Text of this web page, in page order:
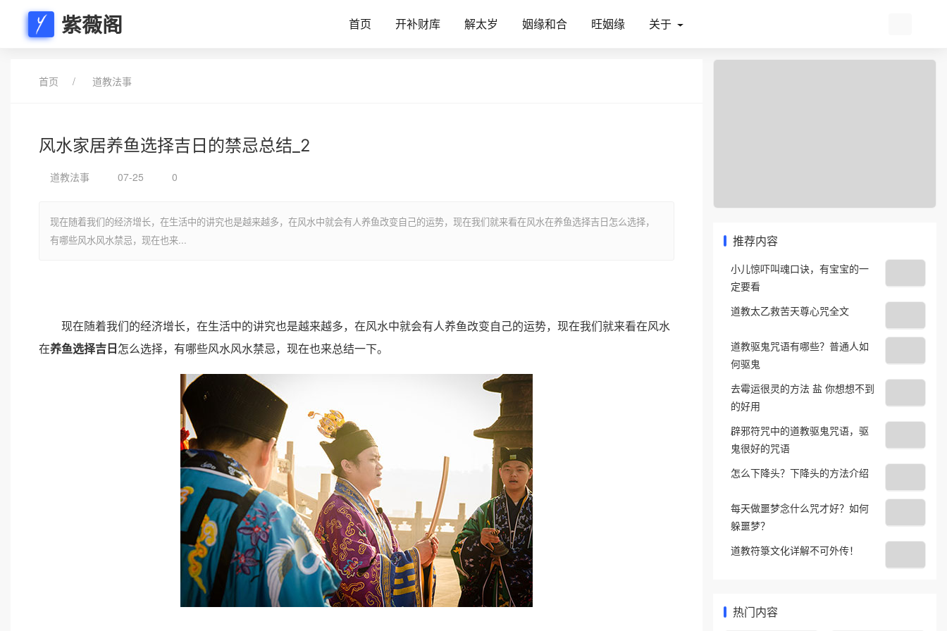
紫薇阁 首页 开补财库 解太岁 姻缘和合 旺姻缘 关于
首页 道教法事
风水家居养鱼选择吉日的禁忌总结_2
道教法事 07-25
现在随着我们的经济增长，在生活中的讲究也是越来越多，在风水中就会有人养鱼改变自己的运势，现在我们就来看在风水在养鱼选择吉日怎么选择，
有哪些风水风水禁忌，现在也来...
现在随着我们的经济增长，在生活中的讲究也是越来越多，在风水中就会有人养鱼改变自己的运势，现在我们就来看在风水
在养鱼选择吉日怎么选择，有哪些风水风水禁忌，现在也来总结一下。
推荐内容
小儿惊吓叫魂口诀，有宝宝的一
定要看
道教太乙救苦天尊心咒全文
道教驱鬼咒语有哪些？普通人如
何驱鬼
去霉运很灵的方法 盐 你想想不到
的好用
辟邪符咒中的道教驱鬼咒语，驱
鬼很好的咒语
怎么下降头？下降头的方法介绍
每天做噩梦念什么咒才好？如何
躲噩梦？
道教符箓文化详解不可外传！
热门内容